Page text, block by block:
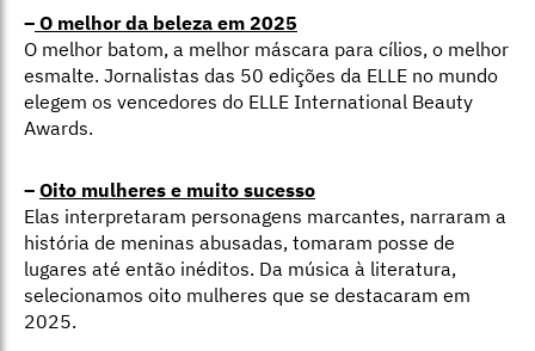
– O melhor da beleza em 2025
O melhor batom, a melhor máscara para cílios, o melhor
esmalte. Jornalistas das 50 edições da ELLE no mundo
elegem os vencedores do ELLE International Beauty
Awards.
– Oito mulheres e muito sucesso
Elas interpretaram personagens marcantes, narraram a
história de meninas abusadas, tomaram posse de
lugares até então inéditos. Da música à literatura,
selecionamos oito mulheres que se destacaram em
2025.